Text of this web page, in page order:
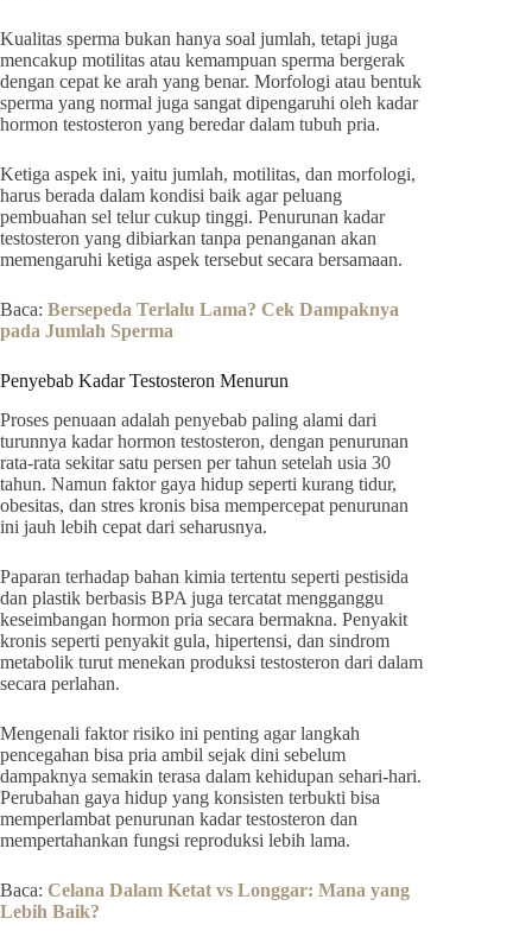
Kualitas sperma bukan hanya soal jumlah, tetapi juga
mencakup motilitas atau kemampuan sperma bergerak
dengan cepat ke arah yang benar. Morfologi atau bentuk
sperma yang normal juga sangat dipengaruhi oleh kadar
hormon testosteron yang beredar dalam tubuh pria.
Ketiga aspek ini, yaitu jumlah, motilitas, dan morfologi,
harus berada dalam kondisi baik agar peluang
pembuahan sel telur cukup tinggi. Penurunan kadar
testosteron yang dibiarkan tanpa penanganan akan
memengaruhi ketiga aspek tersebut secara bersamaan.
Baca: Bersepeda Terlalu Lama? Cek Dampaknya
pada Jumlah Sperma
Penyebab Kadar Testosteron Menurun
Proses penuaan adalah penyebab paling alami dari
turunnya kadar hormon testosteron, dengan penurunan
rata-rata sekitar satu persen per tahun setelah usia 30
tahun. Namun faktor gaya hidup seperti kurang tidur,
obesitas, dan stres kronis bisa mempercepat penurunan
ini jauh lebih cepat dari seharusnya.
Paparan terhadap bahan kimia tertentu seperti pestisida
dan plastik berbasis BPA juga tercatat mengganggu
keseimbangan hormon pria secara bermakna. Penyakit
kronis seperti penyakit gula, hipertensi, dan sindrom
metabolik turut menekan produksi testosteron dari dalam
secara perlahan.
Mengenali faktor risiko ini penting agar langkah
pencegahan bisa pria ambil sejak dini sebelum
dampaknya semakin terasa dalam kehidupan sehari-hari.
Perubahan gaya hidup yang konsisten terbukti bisa
memperlambat penurunan kadar testosteron dan
mempertahankan fungsi reproduksi lebih lama.
Baca: Celana Dalam Ketat vs Longgar: Mana yang
Lebih Baik?